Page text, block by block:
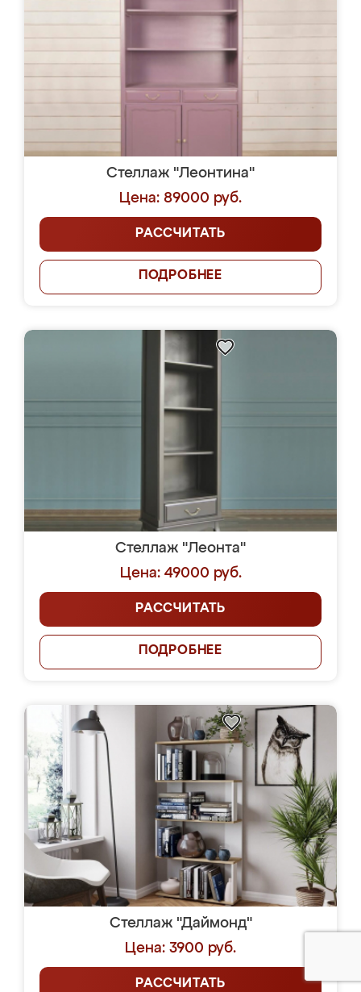
Стеллаж "Леонтина"
Цена: 89000 руб.
РАССЧИТАТЬ
ПОДРОБНЕЕ
Стеллаж "Леонта"
Цена: 49000 руб.
РАССЧИТАТЬ
ПОДРОБНЕЕ
Стеллаж "Даймонд"
Цена: 3900 руб.
РАССЧИТАТЬ